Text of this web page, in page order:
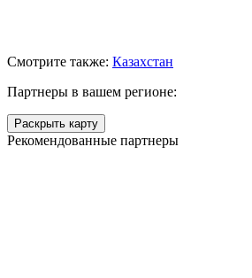
Смотрите также: Казахстан
Партнеры в вашем регионе:
Раскрыть карту
Рекомендованные партнеры